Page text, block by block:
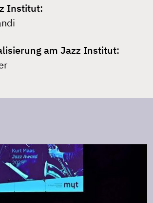
Institut:
am Jazz Institut: